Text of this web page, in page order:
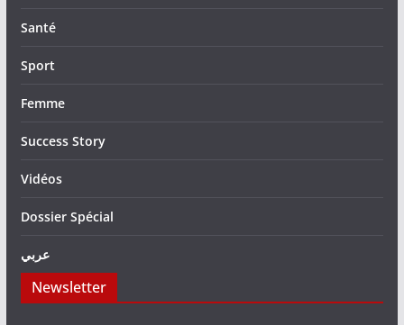
Santé
Sport
Femme
Success Story
Vidéos
Dossier Spécial
عربي
Newsletter